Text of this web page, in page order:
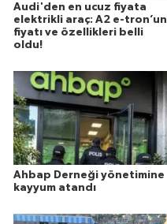
Audi'den en ucuz fiyata
elektrikli araç: A2 e-tron’un
fiyatı ve özellikleri belli
oldu!
Ahbap Derneği yönetimine
kayyum atandı